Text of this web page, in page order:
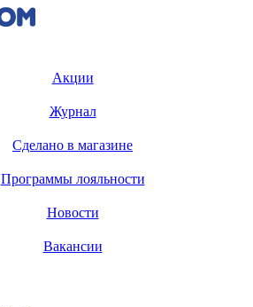
Акции
Журнал
Сделано в магазине
Программы лояльности
Новости
Вакансии